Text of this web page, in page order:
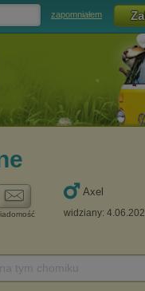
zapomniałem
Axel
widziany: